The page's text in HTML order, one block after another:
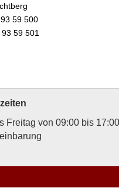
59 500
59 501
Freitag von 09:00 bis